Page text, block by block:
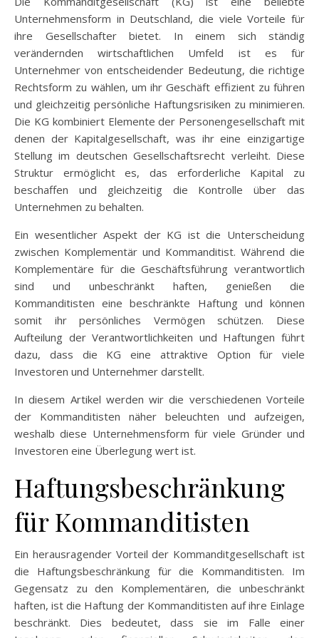
Unternehmensform in Deutschland, die viele Vorteile für
ihre Gesellschafter bietet. In einem sich ständig
verändernden wirtschaftlichen Umfeld ist es für
Unternehmer von entscheidender Bedeutung, die richtige
Rechtsform zu wählen, um ihr Geschäft effizient zu führen
und gleichzeitig persönliche Haftungsrisiken zu minimieren.
Die KG kombiniert Elemente der Personengesellschaft mit
denen der Kapitalgesellschaft, was ihr eine einzigartige
Stellung im deutschen Gesellschaftsrecht verleiht. Diese
Struktur ermöglicht es, das erforderliche Kapital zu
beschaffen und gleichzeitig die Kontrolle über das
Unternehmen zu behalten.
Ein wesentlicher Aspekt der KG ist die Unterscheidung
zwischen Komplementär und Kommanditist. Während die
Komplementäre für die Geschäftsführung verantwortlich
sind und unbeschränkt haften, genießen die
Kommanditisten eine beschränkte Haftung und können
somit ihr persönliches Vermögen schützen. Diese
Aufteilung der Verantwortlichkeiten und Haftungen führt
dazu, dass die KG eine attraktive Option für viele
Investoren und Unternehmer darstellt.
In diesem Artikel werden wir die verschiedenen Vorteile
der Kommanditisten näher beleuchten und aufzeigen,
weshalb diese Unternehmensform für viele Gründer und
Investoren eine Überlegung wert ist.
Haftungsbeschränkung
für Kommanditisten
Ein herausragender Vorteil der Kommanditgesellschaft ist
die Haftungsbeschränkung für die Kommanditisten. Im
Gegensatz zu den Komplementären, die unbeschränkt
haften, ist die Haftung der Kommanditisten auf ihre Einlage
beschränkt. Dies bedeutet, dass sie im Falle einer